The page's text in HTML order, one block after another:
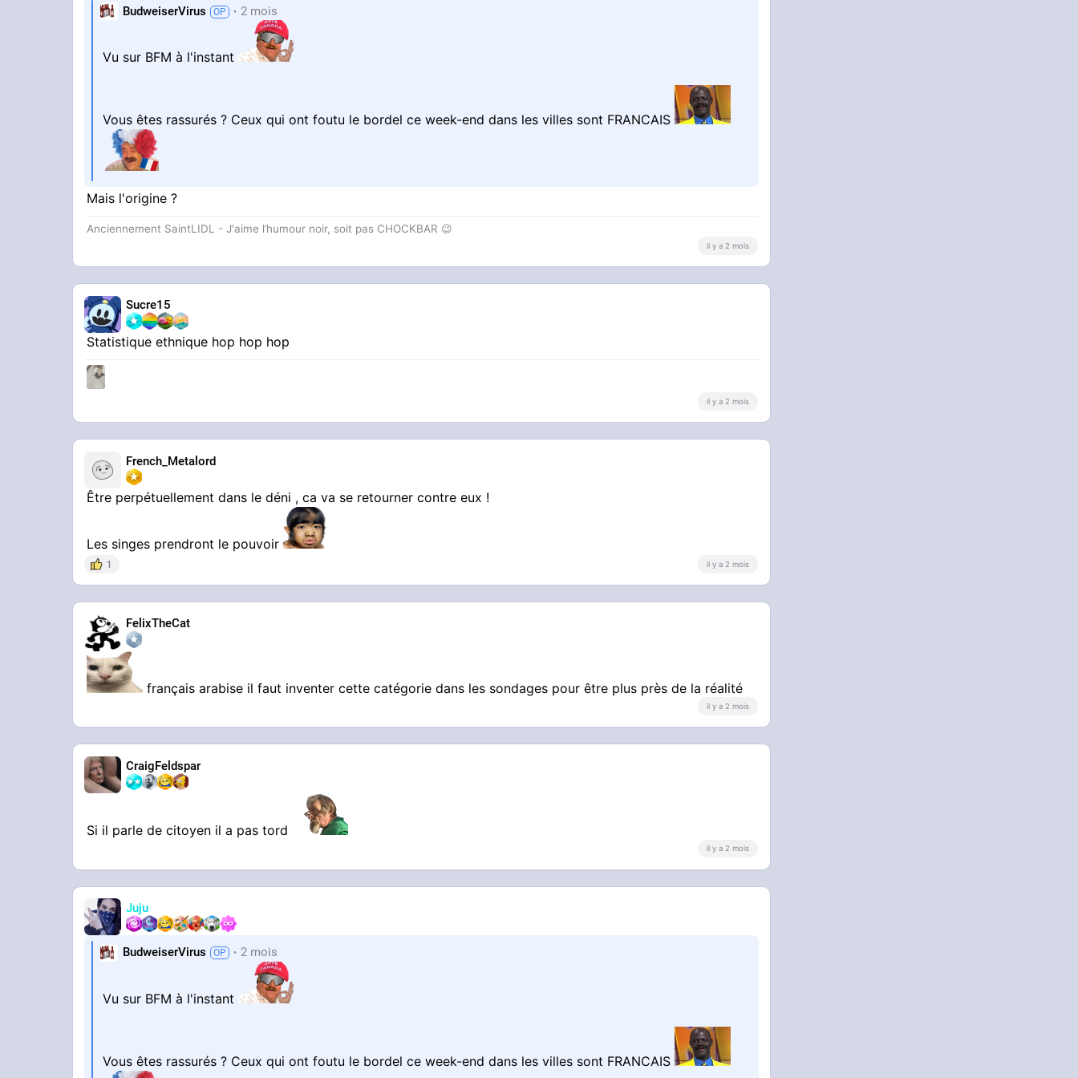
BudweiserVirus 2 mois
Vu sur BFM à l'instant
Vous êtes rassurés ? Ceux qui ont foutu le bordel ce week-end dans les villes sont FRANCAIS
Mais l'origine ?
Anciennement SaintLIDL - J'aime l’humour noir, soit pas CHOCKBAR 😉️
il y a 2 mois
Sucre15
Statistique ethnique hop hop hop
il y a 2 mois
French_Metalord
Être perpétuellement dans le déni , ca va se retourner contre eux !
Les singes prendront le pouvoir
1 il y a 2 mois
FelixTheCat
français arabise il faut inventer cette catégorie dans les sondages pour être plus près de la réalité
il y a 2 mois
CraigFeldspar
Si il parle de citoyen il a pas tord
il y a 2 mois
Juju
BudweiserVirus 2 mois
Vu sur BFM à l'instant
Vous êtes rassurés ? Ceux qui ont foutu le bordel ce week-end dans les villes sont FRANCAIS